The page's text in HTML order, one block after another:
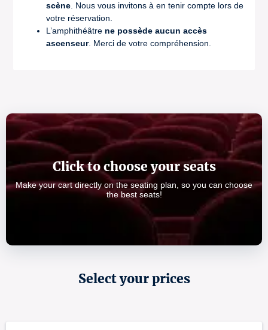
Click to choose your seats
Make your cart directly on the seating plan, so you can choose
the best seats!
Select your prices
scène . Nous vous invitons à en tenir compte lors de
votre réservation.
L’amphithéâtre ne possède aucun accès
ascenseur. Merci de votre compréhension.